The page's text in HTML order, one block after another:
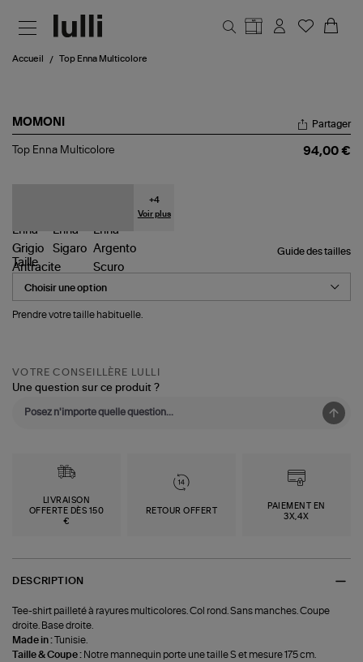
Accueil Top Enna Multicolore
MOMONI
Top
Partager
Top Enna Multicolore 94,00 €
+4
Voir plus
Guide des tailles
Taille
Prendre votre taille habituelle.
VOTRE CONSEILLÈRE LULLI
Une question sur ce produit ?
LIVRAISON
OFFERTE DÈS 150
€
RETOUR OFFERT
PAIEMENT EN
3X,4X
DESCRIPTION
Tee-shirt pailleté à rayures multicolores. Col rond. Sans manches. Coupe
droite. Base droite.
Made in :Tunisie.
Taille & Coupe : Notre mannequin porte une taille S et mesure 175 cm.